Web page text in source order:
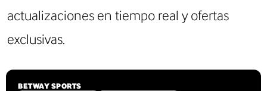
actualizaciones en tiempo real y ofertas
exclusivas.
BETWAY SPORTS